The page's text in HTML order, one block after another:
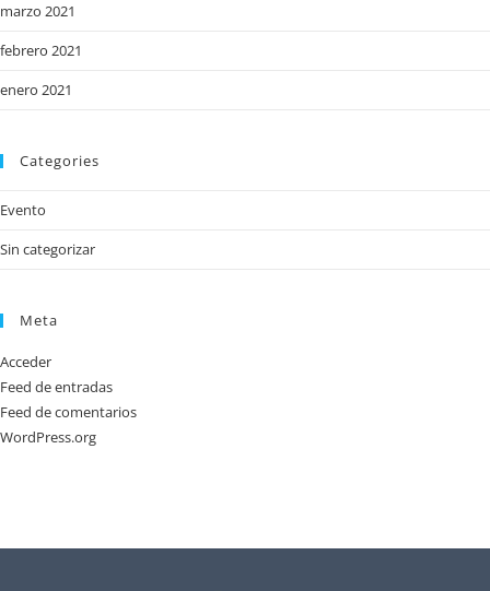
marzo 2021
febrero 2021
enero 2021
Categories
Evento
Sin categorizar
Meta
Acceder
Feed de entradas
Feed de comentarios
WordPress.org